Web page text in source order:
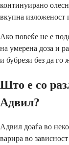
континуирано
вкупна изложеност
Ако повеќе не е
на умерена доза и
и бубрези без да го
Што е со
Адвил?
Адвил доаѓа во
варира во